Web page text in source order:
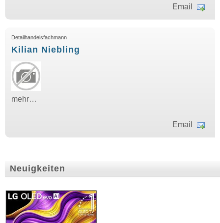
Email
Detailhandelsfachmann
Kilian Niebling
mehr…
Email
Neuigkeiten